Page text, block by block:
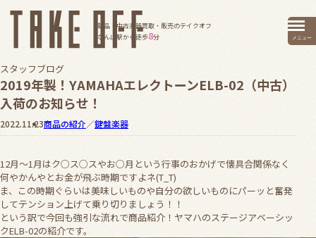
新品・中古楽器買取・販売のテイクオフ
なんば駅から徒歩8分 メニュー
スタッフブログ
2019年製！YAMAHAエレクトーンELB-02（中古）
入荷のお知らせ！
2022.11.23商品の紹介／鍵盤楽器
12月～1月はク○ス○スやお○月という行事のおかげで懐具合関係なく
何やかんやとお金が飛ぶ時期ですよネ(T_T)
ま、この時期ぐらいは美味しいものや自分の欲しいものにパーッと奮発
してテンション上げて乗り切りましょう！！
という訳で今回も強引な流れで商品紹介！ヤマハのステージアベーシッ
クELB-02の紹介です。